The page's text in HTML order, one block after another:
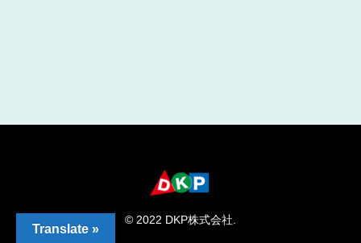
© 2022 DKP株式会社.
Translate »